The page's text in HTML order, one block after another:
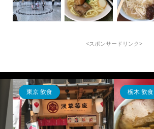
<スポンサードリンク>
東京 飲食 栃木 飲食